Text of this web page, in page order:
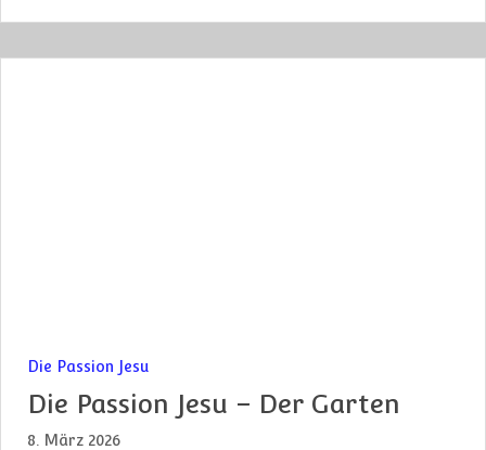
Die Passion Jesu
Die Passion Jesu – Der Garten
8. März 2026